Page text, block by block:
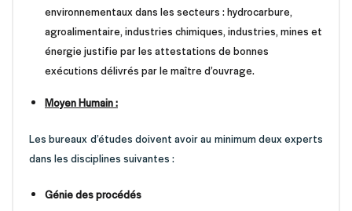
environnementaux dans les secteurs : hydrocarbure,
agroalimentaire, industries chimiques, industries, mines et
énergie justifie par les attestations de bonnes
exécutions délivrés par le maître d’ouvrage.
Moyen Humain :
Les bureaux d’études doivent avoir au minimum deux experts
dans les disciplines suivantes :
Génie des procédés